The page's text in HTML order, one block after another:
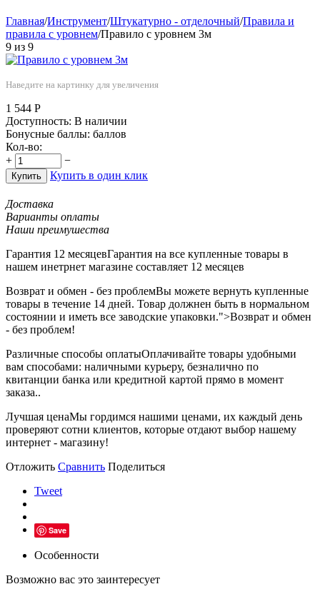
Главная/Инструмент/Штукатурно - отделочный/Правила и
правила с уровнем/Правило с уровнем 3м
9 из 9
Наведите на картинку для увеличения
1 544 Р
Доступность: В наличии
Бонусные баллы: баллов
Кол-во:
+
−
Купить Купить в один клик
Доставка
Варианты оплаты
Наши преимушества
Гарантия 12 месяцевГарантия на все купленные товары в
нашем инетрнет магазине составляет 12 месяцев
Возврат и обмен - без проблемВы можете вернуть купленные
товары в течение 14 дней. Товар должнен быть в нормальном
состоянии и иметь все заводские упаковки.">Возврат и обмен
- без проблем!
Различные способы оплатыОплачивайте товары удобными
вам способами: наличными курьеру, безналично по
квитанции банка или кредитной картой прямо в момент
заказа..
Лучшая ценаМы гордимся нашими ценами, их каждый день
проверяют сотни клиентов, которые отдают выбор нашему
интернет - магазину!
Отложить Сравнить Поделиться
Tweet
Save
Особенности
Возможно вас это заинтересует